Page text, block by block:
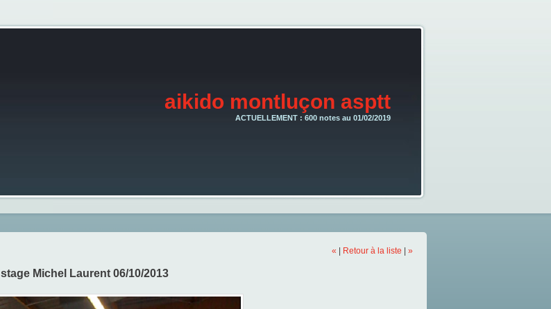
aikido montluçon asptt
ACTUELLEMENT : 600 notes au 01/02/2019
« Retour à la liste »
stage Michel Laurent 06/10/2013